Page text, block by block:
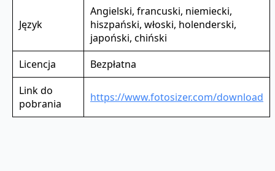
Język
Angielski, francuski, niemiecki,
hiszpański, włoski, holenderski,
japoński, chiński
Licencja
Bezpłatna
Link do
pobrania
https://www.fotosizer.com/download